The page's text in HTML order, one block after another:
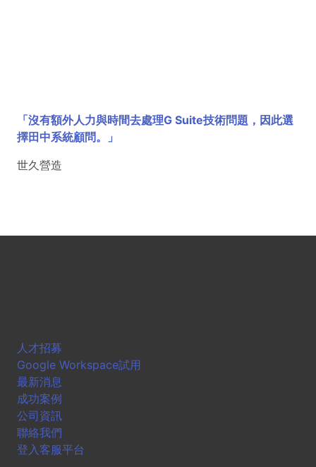
「沒有額外人力與時間去處理G Suite技術問題，因此選
擇田中系統顧問。」
世久營造
人才招募
Google Workspace試用
最新消息
成功案例
公司資訊
聯絡我們
登入客服平台